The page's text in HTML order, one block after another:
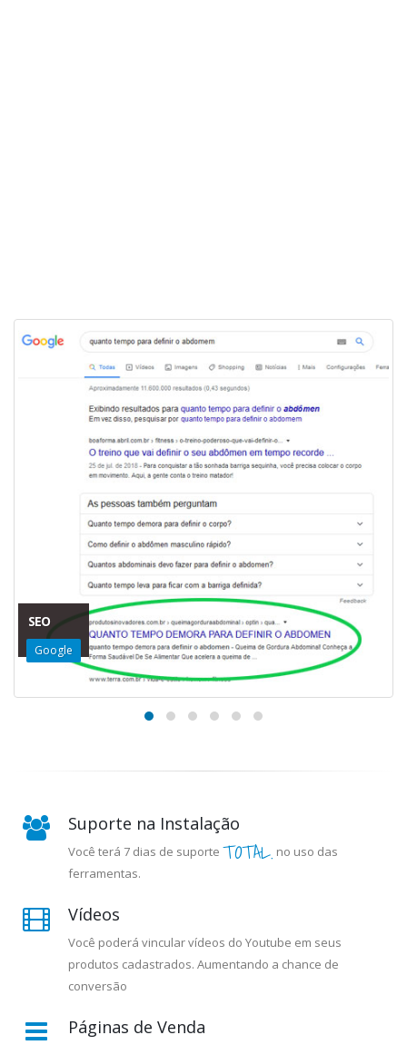
SEO
Google
Suporte na Instalação
Você terá 7 dias de suporte TOTAL. no uso das
ferramentas.
Vídeos
Você poderá vincular vídeos do Youtube em seus
produtos cadastrados. Aumentando a chance de
conversão
Páginas de Venda